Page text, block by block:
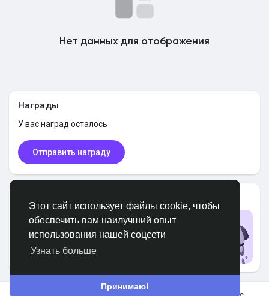
Этот сайт использует файлы cookie, чтобы
обеспечить вам наилучший опыт
использования нашей соцсети
Узнать больше
Принимаю!
Найти Маркет
Мои федерации
Избранные страницы
Популярные посты
Нет данных для отображения
Награды
У васнаград осталось
Отправить награду
Обновить до PRO
Обновить